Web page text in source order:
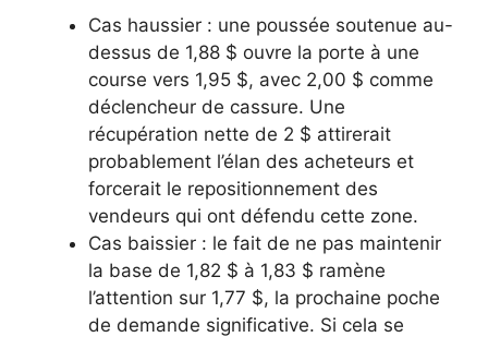
Cas haussier : une poussée soutenue au-
dessus de 1,88 $ ouvre la porte à une
course vers 1,95 $, avec 2,00 $ comme
déclencheur de cassure. Une
récupération nette de 2 $ attirerait
probablement l’élan des acheteurs et
forcerait le repositionnement des
vendeurs qui ont défendu cette zone.
Cas baissier : le fait de ne pas maintenir
la base de 1,82 $ à 1,83 $ ramène
l’attention sur 1,77 $, la prochaine poche
de demande significative. Si cela se